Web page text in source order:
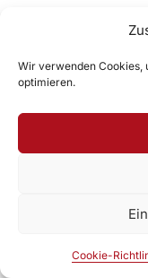
Wir verwenden Cookies,
optimieren.
Cookie-